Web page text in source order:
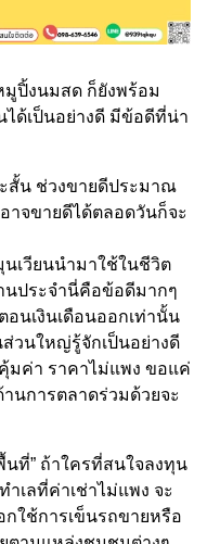
มูปิ้งนมสด ก็ยังพร้อม
ด้เป็นอย่างดี มีข้อดีที่น่า
ะสั้น ช่วงขายดีประมาณ
าจขายดีได้ตลอดวันก็จะ
เวียนนำมาใช้ในชีวิต
นประจำนี่คือข้อดีมากๆ
อนเงินเดือนออกเท่านั้น
วนใหญ่รู้จักเป็นอย่างดี
มค่า ราคาไม่แพง ขอแค่
นการตลาดร่วมด้วยจะ
ที่” ถ้าใครที่สนใจลงทุน
เลที่ค่าเช่าไม่แพง จะ
กใช้การเข็นรถขายหรือ